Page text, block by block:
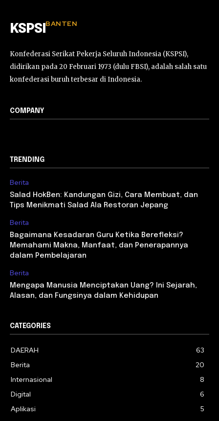
KSPSI BANTEN
Konfederasi Serikat Pekerja Seluruh Indonesia (KSPSI),
didirikan pada 20 Februari 1973 (dulu FBSI), adalah salah satu
konfederasi buruh terbesar di Indonesia.
COMPANY
TRENDING
Berita
Salad HokBen: Kandungan Gizi, Cara Membuat, dan
Tips Menikmati Salad Ala Restoran Jepang
Berita
Bagaimana Kesadaran Guru Ketika Berefleksi?
Memahami Makna, Manfaat, dan Penerapannya
dalam Pembelajaran
Berita
Mengapa Manusia Menciptakan Uang? Ini Sejarah,
Alasan, dan Fungsinya dalam Kehidupan
CATEGORIES
DAERAH
63
Berita
20
Internasional
8
Digital
6
Aplikasi
5